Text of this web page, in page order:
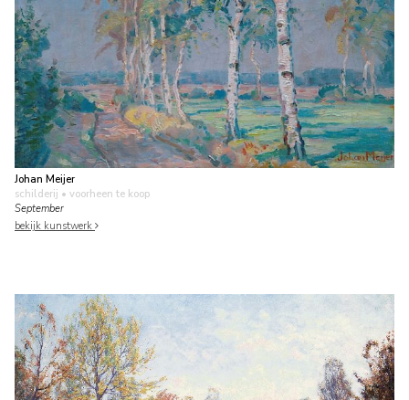
Johan Meijer
schilderij • voorheen te koop
September
bekijk kunstwerk